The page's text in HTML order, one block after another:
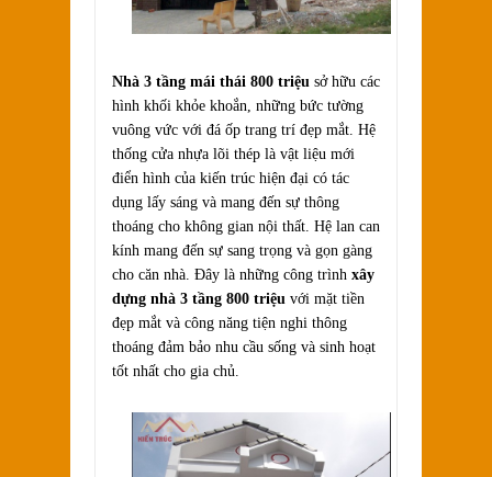
Nhà 3 tầng mái thái 800 triệu sở hữu các
hình khối khỏe khoắn, những bức tường
vuông vức với đá ốp trang trí đẹp mắt. Hệ
thống cửa nhựa lõi thép là vật liệu mới
điển hình của kiến trúc hiện đại có tác
dụng lấy sáng và mang đến sự thông
thoáng cho không gian nội thất. Hệ lan can
kính mang đến sự sang trọng và gọn gàng
cho căn nhà. Đây là những công trình xây
dựng nhà 3 tầng 800 triệu với mặt tiền
đẹp mắt và công năng tiện nghi thông
thoáng đảm bảo nhu cầu sống và sinh hoạt
tốt nhất cho gia chủ.